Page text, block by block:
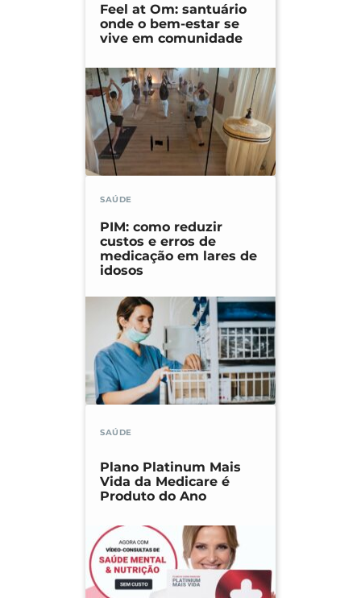
Feel at Om: santuário
onde o bem-estar se
vive em comunidade
SAÚDE
PIM: como reduzir
custos e erros de
medicação em lares de
idosos
SAÚDE
Plano Platinum Mais
Vida da Medicare é
Produto do Ano